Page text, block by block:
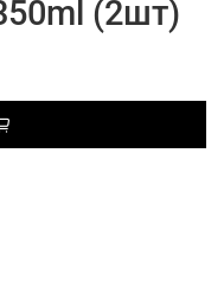
(2шт)